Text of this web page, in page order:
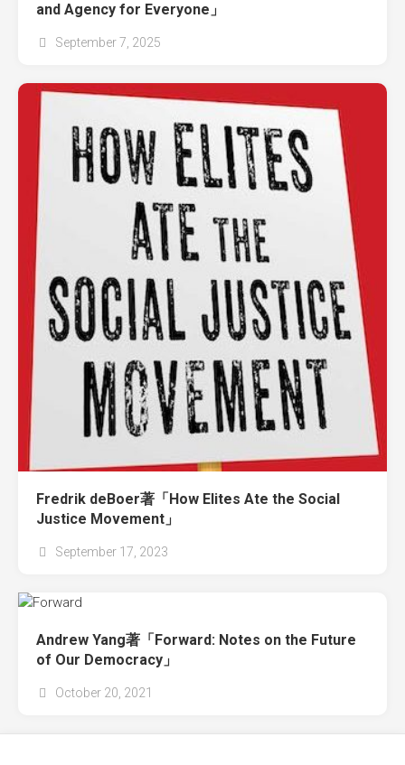
and Agency for Everyone」
September 7, 2025
Fredrik deBoer著「How Elites Ate the Social
Justice Movement」
September 17, 2023
Andrew Yang著「Forward: Notes on the Future
of Our Democracy」
October 20, 2021